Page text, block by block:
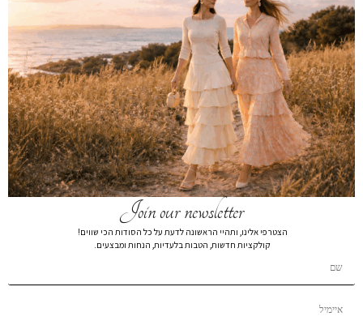
חולצת בייסיק צהוב
₪159
חצאית קומות גומי פרחוני
₪299
₪99
Join our newsletter
הצטרפי אלינו, ותהיי הראשונה לדעת על כל הסודות הכי שווים!
קולקציות חדשות, הטבות בלעדיות, הנחות ומבצעים.